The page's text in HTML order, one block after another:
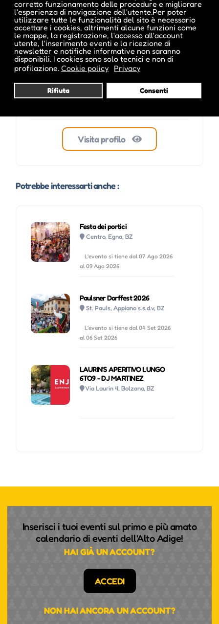
corretto funzionamento delle procedure e migliorare
l'esperienza di navigazione dell'utente.Per poter
utilizzare tutte le funzionalità del sito è necessario
accettare i cookies, altrimenti alcune funzioni come
le mappe, la registrazione, l'accesso all'account
utente, l'inserimento eventi e la ricezione di
newsletter e notifiche informative non saranno
disponibili. I cookies sono solo tecnici e non di
profilazione. Cookie policy Privacy
Rifiuta Consenti
ale inside
Visita profilo
Potrebbe interessarti anche :
Festa dei portici
Centro, Egna, BZ
L'evento si tiene dal 07 Ago 2026
al 09 Ago 2026
Paulsner Dorffest 2026
St. Pauls, Appiano s.s.d.v, BZ
L'evento si tiene dal 04 Set 2026
al 06 Set 2026
LAURIN'S APERITIVO LUNGO
6TO9 - DJ MARTINEZ
Via Laurin 4, Bolzano, BZ
Inserisci i tuoi eventi sul primo e più amato
calendario di eventi dell'Alto Adige!
HAI GIÀ UN ACCOUNT?
ACCEDI
NON HAI ANCORA UN ACCOUNT?